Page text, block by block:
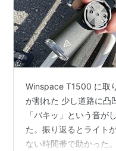
Winspace T1500 に取
が割れた 少し道路に凸
「バキッ」という音が
た。振り返るとライト
ない時間帯で助かった